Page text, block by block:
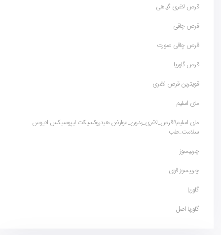
قرص لاغری گیاهی
قرص چاقی
قرص چاقی صورت
قرص گلوریا
قویترین قرص لاغری
مای اسلیم
مای اسلیم#قرص_لاغری_بدون_عوارض هیدروکسیکات لیپوسیکس ادیوس
سلامت_طب
چربیسوز
چربیسوز قوی
گلوریا
گلوریا اصل